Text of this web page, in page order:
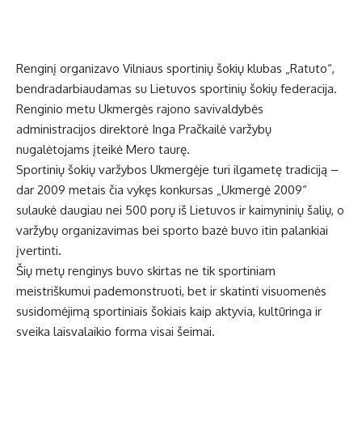
Renginį organizavo Vilniaus sportinių šokių klubas „Ratuto“,
bendradarbiaudamas su Lietuvos sportinių šokių federacija.
Renginio metu Ukmergės rajono savivaldybės
administracijos direktorė Inga Pračkailė varžybų
nugalėtojams įteikė Mero taurę.
Sportinių šokių varžybos Ukmergėje turi ilgametę tradiciją –
dar 2009 metais čia vykęs konkursas „Ukmergė 2009“
sulaukė daugiau nei 500 porų iš Lietuvos ir kaimyninių šalių, o
varžybų organizavimas bei sporto bazė buvo itin palankiai
įvertinti.
Šių metų renginys buvo skirtas ne tik sportiniam
meistriškumui pademonstruoti, bet ir skatinti visuomenės
susidomėjimą sportiniais šokiais kaip aktyvia, kultūringa ir
sveika laisvalaikio forma visai šeimai.